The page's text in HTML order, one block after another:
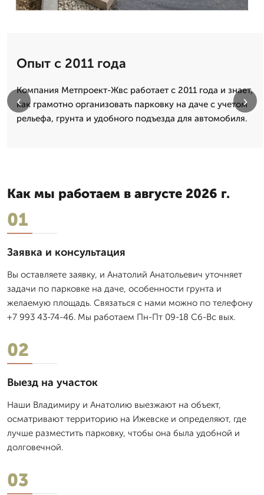
Опыт с 2011 года
Компания Метпроект-Жвс работает с 2011 года и знает,
как грамотно организовать парковку на даче с учетом
рельефа, грунта и удобного подъезда для автомобиля.
‹ ›
Как мы работаем в августе 2026 г.
01
Заявка и консультация
Вы оставляете заявку, и Анатолий Анатольевич уточняет
задачи по парковке на даче, особенности грунта и
желаемую площадь. Связаться с нами можно по телефону
+7 993 43-74-46. Мы работаем Пн-Пт 09-18 Сб-Вс вых.
02
Выезд на участок
Наши Владимиру и Анатолию выезжают на объект,
осматривают территорию на Ижевске и определяют, где
лучше разместить парковку, чтобы она была удобной и
долговечной.
03